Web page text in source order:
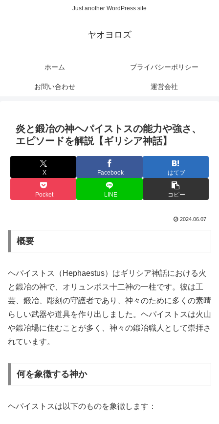
Just another WordPress site
ヤオヨロズ
ホーム プライバシーポリシー
お問い合わせ 運営会社
炎と鍛冶の神ヘパイストスの能力や強さ、
エピソードを解説【ギリシア神話】
X Facebook はてブ
Pocket LINE コピー
2024.06.07
概要
ヘパイストス（Hephaestus）はギリシア神話における火
と鍛冶の神で、オリュンポス十二神の一柱です。彼は工
芸、鍛冶、彫刻の守護者であり、神々のために多くの素晴
らしい武器や道具を作り出しました。ヘパイストスは火山
や鍛冶場に住むことが多く、神々の鍛冶職人として崇拝さ
れています。
何を象徴する神か
ヘパイストスは以下のものを象徴します：